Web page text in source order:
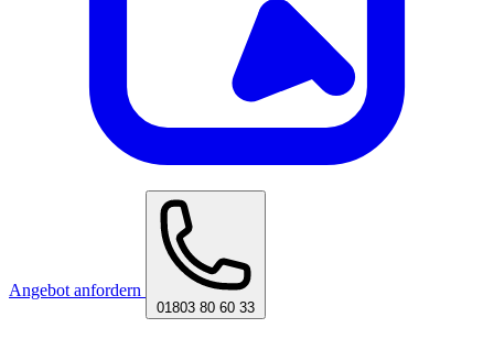
Angebot anfordern
01803 80 60 33